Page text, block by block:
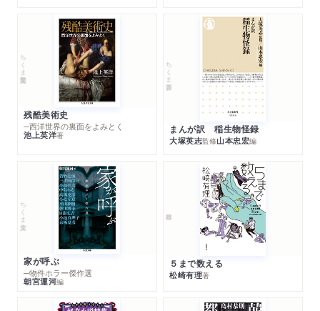
ちくま学芸文庫
残酷美術史
─西洋世界の裏面をよみとく
池上英洋著
ちくま新書
まんが訳 稲生物怪録
大塚英志監修山本忠宏編
ちくま文庫
家が呼ぶ
─物件ホラー傑作選
朝宮運河編
５まで数える
松崎有理著